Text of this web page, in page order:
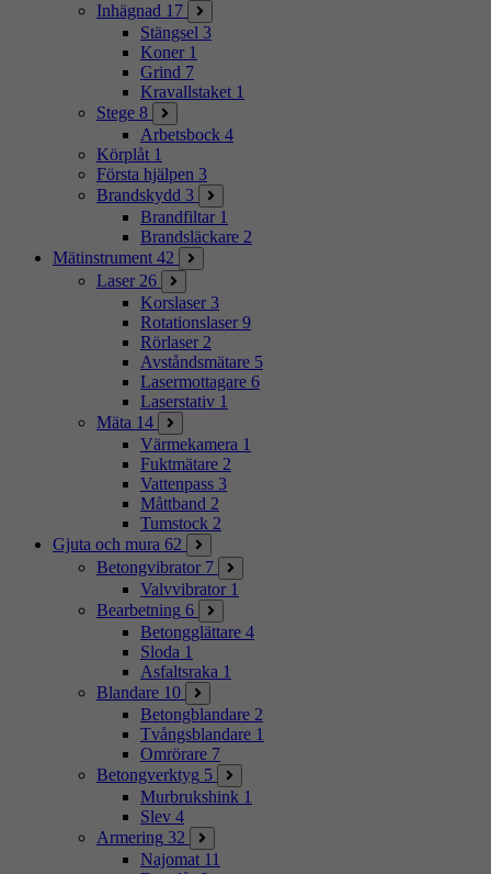
Inhägnad 17
Stängsel 3
Koner 1
Grind 7
Kravallstaket 1
Stege 8
Arbetsbock 4
Körplåt 1
Första hjälpen 3
Brandskydd 3
Brandfiltar 1
Brandsläckare 2
Mätinstrument 42
Laser 26
Korslaser 3
Rotationslaser 9
Rörlaser 2
Avståndsmätare 5
Lasermottagare 6
Laserstativ 1
Mäta 14
Värmekamera 1
Fuktmätare 2
Vattenpass 3
Måttband 2
Tumstock 2
Gjuta och mura 62
Betongvibrator 7
Valvvibrator 1
Bearbetning 6
Betongglättare 4
Sloda 1
Asfaltsraka 1
Blandare 10
Betongblandare 2
Tvångsblandare 1
Omrörare 7
Betongverktyg 5
Murbrukshink 1
Slev 4
Armering 32
Najomat 11